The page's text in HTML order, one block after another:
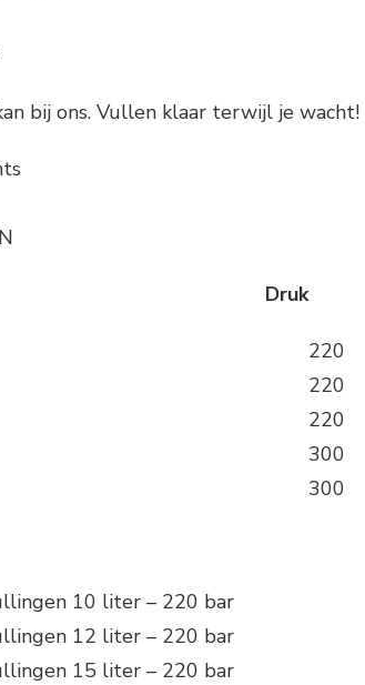
bij ons. Vullen klaar terwijl je wacht!
Druk Prijs
220
220
220
300
300
11 vullingen 10 liter
11 vullingen 12 liter
11 vullingen 15 liter